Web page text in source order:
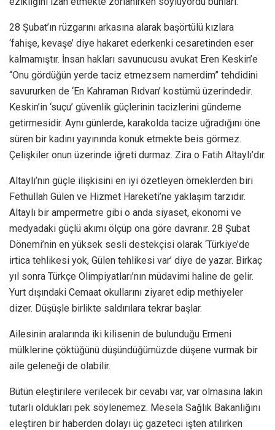
28 Şubat’ın rüzgarını arkasına alarak başörtülü kızlara
‘fahişe, kevaşe’ diye hakaret ederkenki cesaretinden eser
kalmamıştır. İnsan hakları savunucusu avukat Eren Keskin’e
“Onu gördüğün yerde taciz etmezsem namerdim” tehdidini
savururken de ‘En Kahraman Rıdvan’ kostümü üzerindedir.
Keskin’in ‘suçu’ güvenlik güçlerinin tacizlerini gündeme
getirmesidir. Aynı günlerde, karakolda tacize uğradığını öne
süren bir kadını yayınında konuk etmekte beis görmez.
Çelişkiler onun üzerinde iğreti durmaz. Zira o Fatih Altaylı’dır.
Altaylı’nın güçle ilişkisini en iyi özetleyen örneklerden biri
Fethullah Gülen ve Hizmet Hareketi’ne yaklaşım tarzıdır.
Altaylı bir ampermetre gibi o anda siyaset, ekonomi ve
medyadaki güçlü akımı ölçüp ona göre davranır. 28 Şubat
Dönemi’nin en yüksek sesli destekçisi olarak ‘Türkiye’de
irtica tehlikesi yok, Gülen tehlikesi var’ diye de yazar. Birkaç
yıl sonra Türkçe Olimpiyatları’nın müdavimi haline de gelir.
Yurt dışındaki Cemaat okullarını ziyaret edip methiyeler
dizer. Düşüşle birlikte saldırılara tekrar başlar.
Ailesinin aralarında iki kilisenin de bulunduğu Ermeni
mülklerine çöktüğünü düşündüğümüzde düşene vurmak bir
aile geleneği de olabilir.
Bütün eleştirilere verilecek bir cevabı var, var olmasına lakin
tutarlı oldukları pek söylenemez. Mesela Sağlık Bakanlığını
eleştiren bir haberden dolayı üç gazeteci işten atılırken